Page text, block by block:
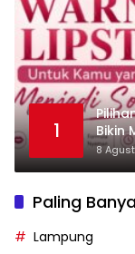
1
Bikin
8
Paling
Lampung